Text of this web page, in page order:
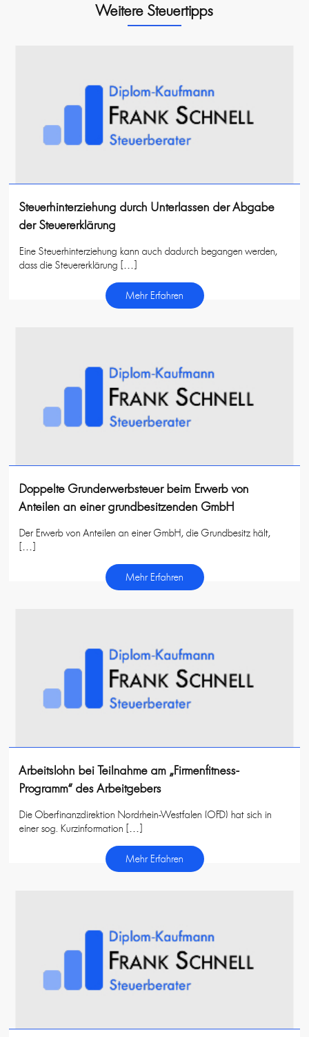
Weitere Steuertipps
Steuerhinterziehung durch Unterlassen der Abgabe
der Steuererklärung
Eine Steuerhinterziehung kann auch dadurch begangen werden,
dass die Steuererklärung […]
Mehr Erfahren
Doppelte Grunderwerbsteuer beim Erwerb von
Anteilen an einer grundbesitzenden GmbH
Der Erwerb von Anteilen an einer GmbH, die Grundbesitz hält,
[…]
Mehr Erfahren
Arbeitslohn bei Teilnahme am „Firmenfitness-
Programm“ des Arbeitgebers
Die Oberfinanzdirektion Nordrhein-Westfalen (OFD) hat sich in
einer sog. Kurzinformation […]
Mehr Erfahren